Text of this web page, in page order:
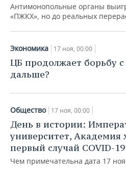
Антимонопольные органы
«ПЖКХ», но до реальных
Экономика 17 ноя, 00:00
ЦБ продолжает борьбу
дальше?
Общество 17 ноя, 00:00
День в истории:
университет, Академия
первый случай COVID-19
Чем примечательна дата 17